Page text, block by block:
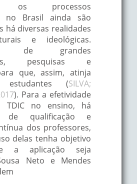
os processos
no Brasil ainda são
há diversas realidades
e ideológicas.
se de grandes
pesquisas e
que, assim, atinja
(SILVA;
). Para a efetividade
no ensino, há
de qualificação e
dos professores,
delas tenha objetivo
a aplicação seja
Neto e Mendes